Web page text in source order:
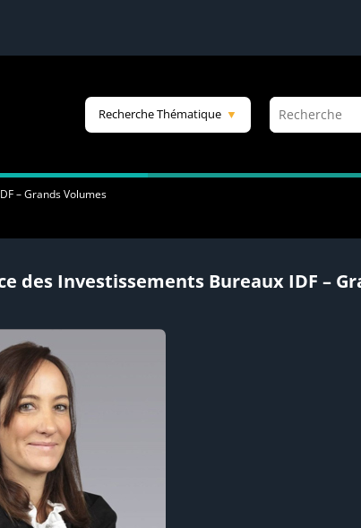
Recherche Thématique ▼
R
e
h
c
e
– Grands Volumes
des Investissements Bureaux IDF –